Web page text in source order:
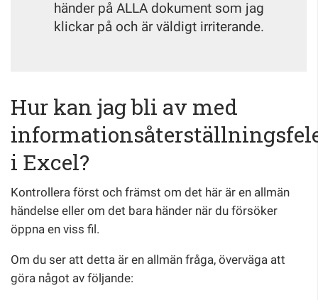
händer på ALLA dokument som jag
klickar på och är väldigt irriterande.
Hur kan jag bli av med
i Excel?
Kontrollera först och främst om det här är en allmän
händelse eller om det bara händer när du försöker
öppna en viss fil.
Om du ser att detta är en allmän fråga, överväga att
göra något av följande: